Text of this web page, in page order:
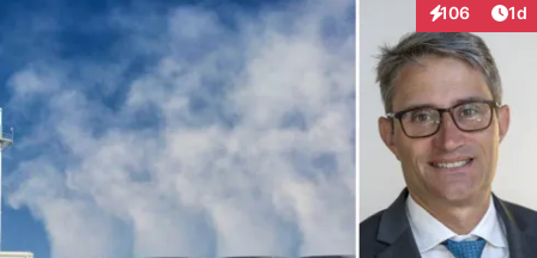
106
Interaktionen
1d